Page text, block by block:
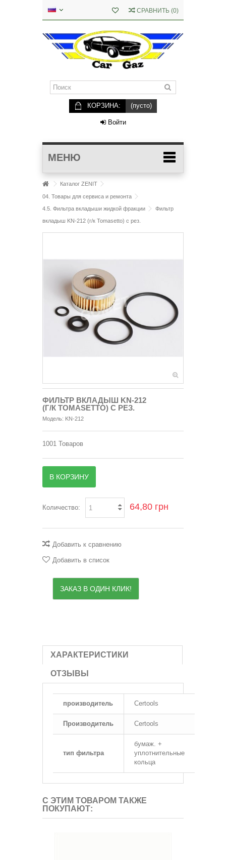
СРАВНИТЬ (0)
КОРЗИНА: (пусто)
Войти
МЕНЮ
Каталог ZENIT
04. Товары для сервиса и ремонта
4.5. Фильтра вкладыши жидкой фракции
Фильтр
вкладыш KN-212 (г/к Tomasetto) с рез.
ФИЛЬТР ВКЛАДЫШ KN-212
(Г/К TOMASETTO) С РЕЗ.
Модель: KN-212
1001 Товаров
В КОРЗИНУ
Количество: 64,80 грн
Добавить к сравнению
Добавить в список
ЗАКАЗ В ОДИН КЛИК!
ХАРАКТЕРИСТИКИ
ОТЗЫВЫ
производитель Certools
Производитель Certools
тип фильтра
бумаж. +
уплотнительные
кольца
С ЭТИМ ТОВАРОМ ТАКЖЕ
ПОКУПАЮТ: